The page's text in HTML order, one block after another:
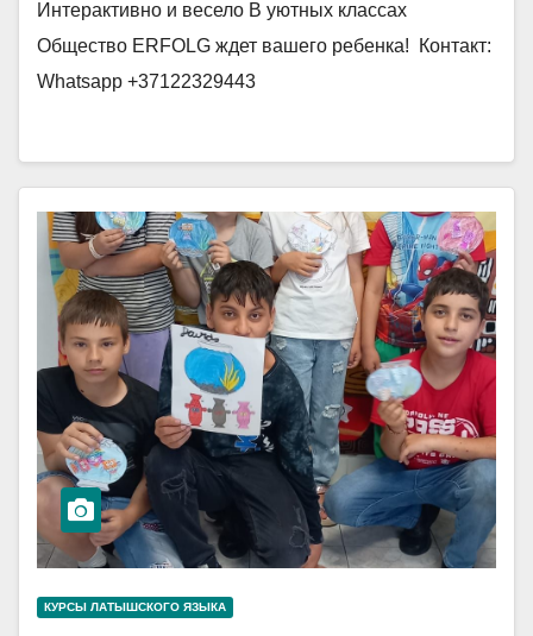
​Интерактивно и весело ​В уютных классах ​
Общество ERFOLG ждет вашего ребенка! ​ Контакт:
Whatsapp +37122329443
КУРСЫ ЛАТЫШСКОГО ЯЗЫКА